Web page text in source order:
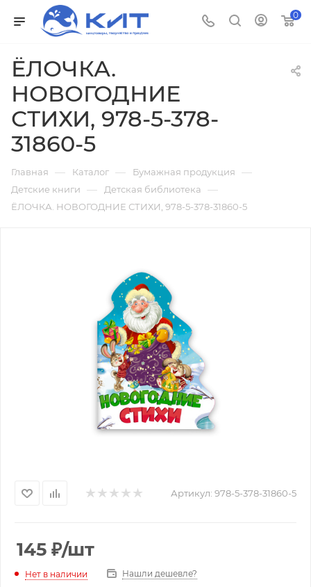
0
ЁЛОЧКА.
НОВОГОДНИЕ
СТИХИ, 978-5-378-
31860-5
Главная — Каталог — Бумажная продукция —
Детские книги — Детская библиотека —
ЁЛОЧКА. НОВОГОДНИЕ СТИХИ, 978-5-378-31860-5
Артикул: 978-5-378-31860-5
145 ₽/шт
Нет в наличии Нашли дешевле?